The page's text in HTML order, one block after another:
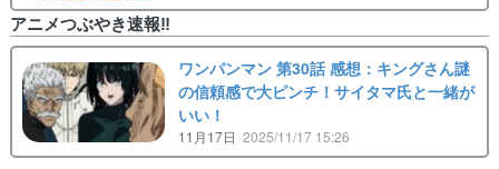
アニメつぶやき速報‼︎
ワンパンマン 第30話 感想：キングさん謎
の信頼感で大ピンチ！サイタマ氏と一緒が
いい！
11月17日 2025/11/17 15:26